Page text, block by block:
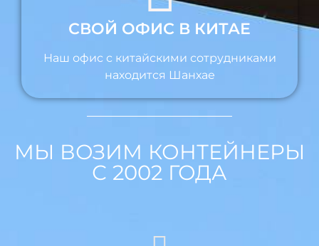
СВОЙ ОФИС В КИТАЕ
Наш офис с китайскими сотрудниками
находится Шанхае
МЫ ВОЗИМ КОНТЕЙНЕРЫ
С 2002 ГОДА